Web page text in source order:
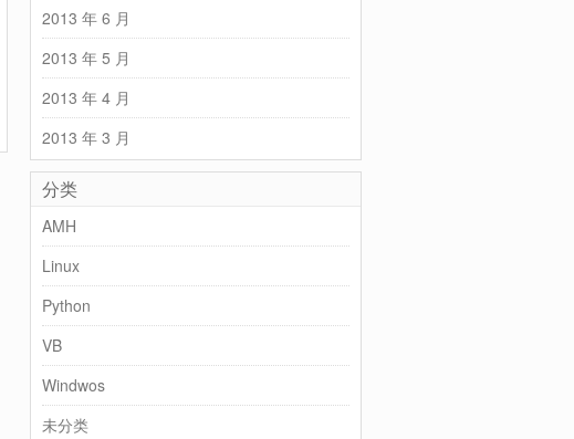
2013 年 6 月
2013 年 5 月
2013 年 4 月
2013 年 3 月
分类
AMH
Linux
Python
VB
Windwos
未分类